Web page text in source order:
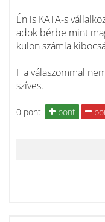
Én is KATA-s
adok bérbe mint
külön számla
Ha válaszommal
szíves.
0 pont pont